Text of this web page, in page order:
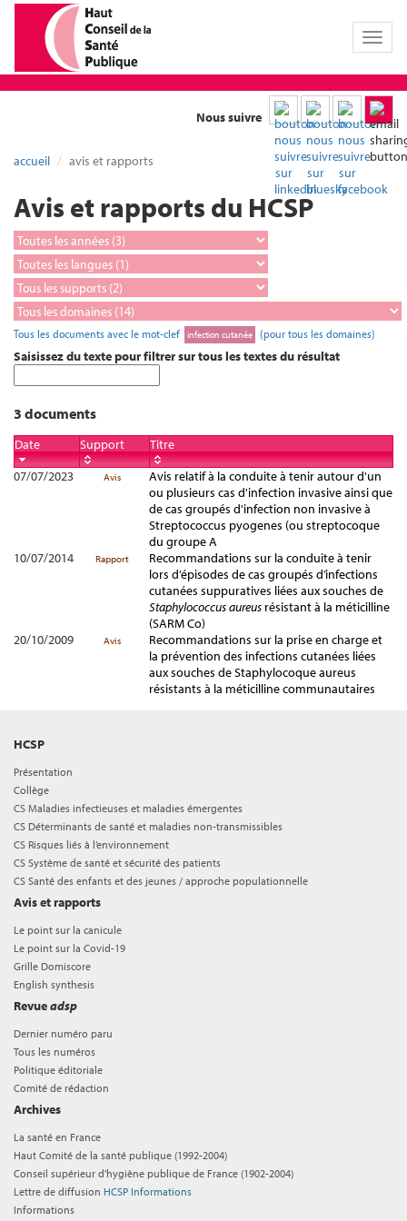
Toggle
Nous suivre
accueil avis et rapports
Avis et rapports du HCSP
Tous les documents avec le mot-clef infection cutanée (pour tous les domaines)
Saisissez du texte pour filtrer sur tous les textes du résultat
3 documents
Date Support
Titre
07/07/2023
Avis
Avis relatif à la conduite à tenir autour d'un
ou plusieurs cas d'infection invasive ainsi que
de cas groupés d'infection non invasive à
Streptococcus pyogenes (ou streptocoque
du groupe A
10/07/2014
Rapport
Recommandations sur la conduite à tenir
lors d’épisodes de cas groupés d’infections
cutanées suppuratives liées aux souches de
Staphylococcus aureus résistant à la méticilline
(SARM Co)
20/10/2009
Avis
Recommandations sur la prise en charge et
la prévention des infections cutanées liées
aux souches de Staphylocoque aureus
résistants à la méticilline communautaires
HCSP
Présentation
Collège
CS Maladies infectieuses et maladies émergentes
CS Déterminants de santé et maladies non-transmissibles
CS Risques liés à l’environnement
CS Système de santé et sécurité des patients
CS Santé des enfants et des jeunes / approche populationnelle
Avis et rapports
Le point sur la canicule
Le point sur la Covid-19
Grille Domiscore
English synthesis
Revueadsp
Dernier numéro paru
Tous les numéros
Politique éditoriale
Comité de rédaction
Archives
La santé en France
Haut Comité de la santé publique (1992-2004)
Conseil supérieur d'hygiène publique de France (1902-2004)
Lettre de diffusion HCSP Informations
Informations